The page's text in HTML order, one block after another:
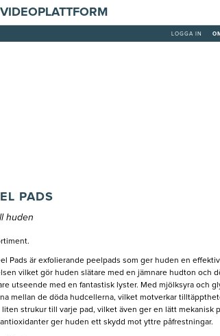
LOGGA IN
PADS
huden
Pads är exfolierande peelpads som ger huden en
vilket gör huden slätare med en jämnare hudton och
utseende med en fantastisk lyster. Med mjölksyra och
mellan de döda hudcellerna, vilket motverkar
liten strukur till varje pad, vilket även ger en lätt mekanisk
ger huden ett skydd mot yttre påfrestningar.